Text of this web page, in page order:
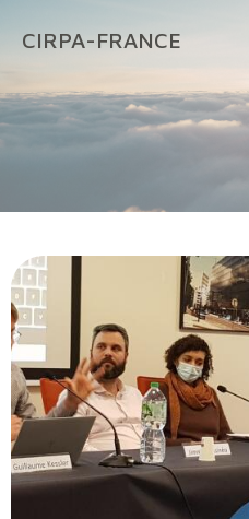
CIRPA-FRANCE